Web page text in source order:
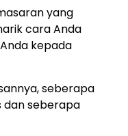
yang
cara Anda
kepada
seberapa
dan seberapa